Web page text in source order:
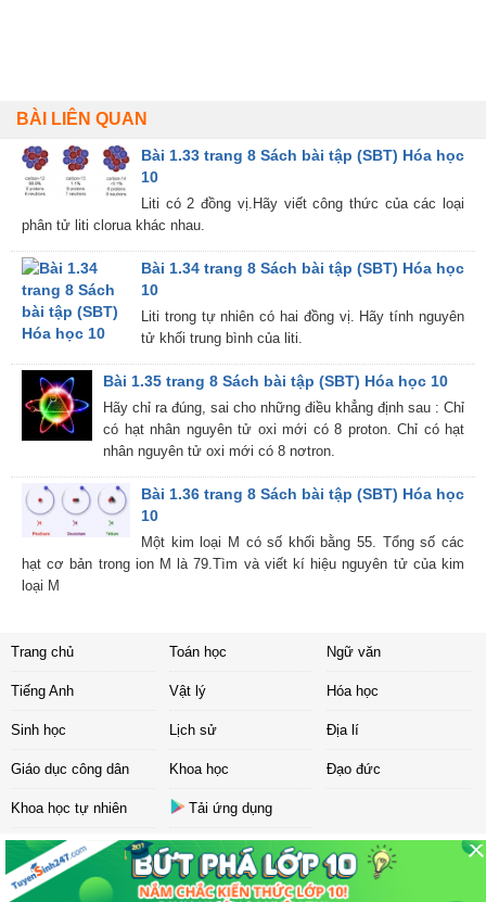
BÀI LIÊN QUAN
Bài 1.33 trang 8 Sách bài tập (SBT) Hóa học
10
Liti có 2 đồng vị.Hãy viết công thức của các loại
phân tử liti clorua khác nhau.
Bài 1.34 trang 8 Sách bài tập (SBT) Hóa học
10
Liti trong tự nhiên có hai đồng vị. Hãy tính nguyên
tử khối trung bình của liti.
Bài 1.35 trang 8 Sách bài tập (SBT) Hóa học 10
Hãy chỉ ra đúng, sai cho những điều khẳng định sau : Chỉ
có hạt nhân nguyên tử oxi mới có 8 proton. Chỉ có hạt
nhân nguyên tử oxi mới có 8 nơtron.
Bài 1.36 trang 8 Sách bài tập (SBT) Hóa học
10
Một kim loại M có số khối bằng 55. Tổng số các
hạt cơ bản trong ion M là 79.Tìm và viết kí hiệu nguyên tử của kim
loại M
Trang chủ Toán học Ngữ văn
Tiếng Anh Vật lý Hóa học
Sinh học Lịch sử Địa lí
Giáo dục công dân Khoa học Đạo đức
Khoa học tự nhiên Tải ứng dụng
Liên hệ|Chính sách
Copyright ©2017 Sachbaitap.com